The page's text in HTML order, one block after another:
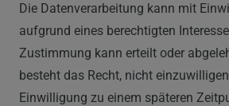
AGB
WIDERRUFSRECHT
IMPRESSUM
Die Datenverarbeitung kann mit
aufgrund eines berechtigten
Zustimmung kann erteilt oder
besteht das Recht, nicht
Einwilligung zu einem späteren